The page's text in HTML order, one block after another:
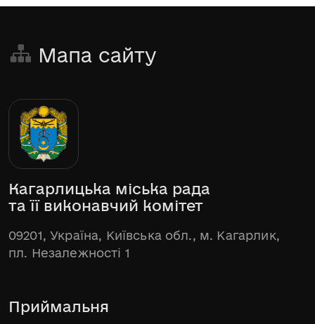
Мапа сайту
Кагарлицька міська рада
та її виконавчий комітет
09201, Україна, Київська обл., м. Кагарлик,
пл. Незалежності 1
Приймальня